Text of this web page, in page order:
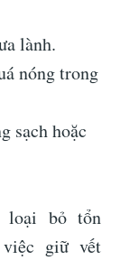
lành.
nóng trong
sạch hoặc
loại bỏ tổn
việc giữ vết